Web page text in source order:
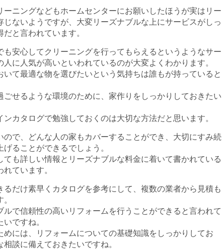
ニングなどもホームセンターにお願いしたほうが実はリー
じないようですが、大変リーズナブルな上にサービスがしっ
と言われています。
安心してクリーニングを行ってもらえるというようなサー
に人気が高いといわれているのが大変よくわかります。
いて最適な物を選びたいという気持ちは誰もが持っていると
ごせるような環境のために、家作りをしっかりしておきたい
カタログで勉強しておくのは大切な方法だと思います。
で、どんな人の家もカバーすることができ、大切にすみ続
ることができるでしょう。
も詳しい情報とリーズナブルな料金に着いて書かれている
ています。
だけ素早くカタログを参考にして、複数の業者から見積も
ルで信頼性の高いリフォームを行うことができると言われて
ですね。
めには、リフォームについての基礎知識をしっかりしてお
談に備えておきたいですね。